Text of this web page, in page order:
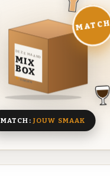
DEZE MAAND
MIX
BOX
8 BIEREN
MATCH
MATCH: JOUW SMAAK